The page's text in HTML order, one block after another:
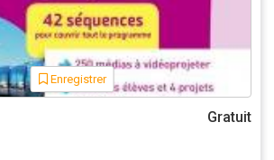
Enregistrer
Gratuit